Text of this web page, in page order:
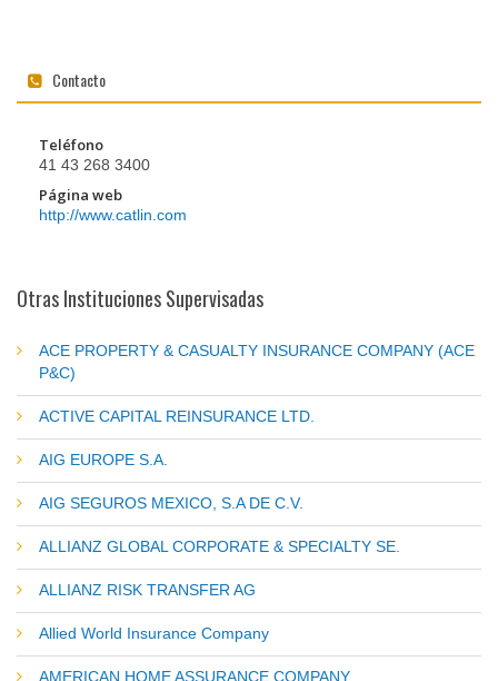
Contacto
Teléfono
41 43 268 3400
Página web
http://www.catlin.com
Otras Instituciones Supervisadas
ACE PROPERTY & CASUALTY INSURANCE COMPANY (ACE
P&C)
ACTIVE CAPITAL REINSURANCE LTD.
AIG EUROPE S.A.
AIG SEGUROS MEXICO, S.A DE C.V.
ALLIANZ GLOBAL CORPORATE & SPECIALTY SE.
ALLIANZ RISK TRANSFER AG
Allied World Insurance Company
AMERICAN HOME ASSURANCE COMPANY